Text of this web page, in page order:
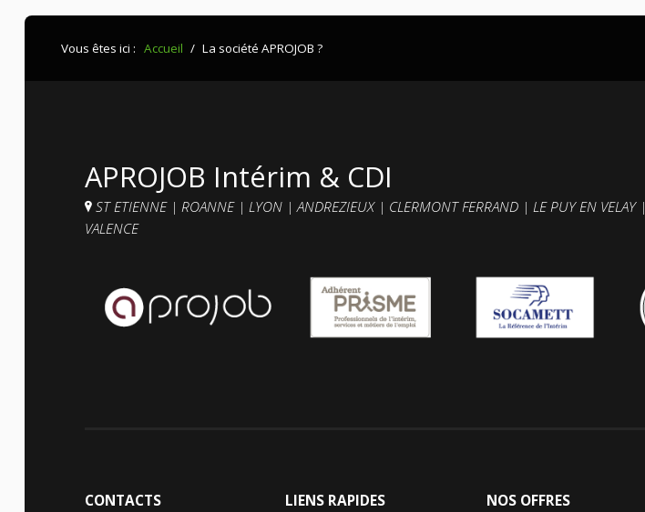
Vous êtes ici : Accueil / La société APROJOB ?
APROJOB Intérim & CDI
ST ETIENNE| ROANNE | LYON |ANDREZIEUX | CLERMONT FERRAND | LE PUY EN VELAY|
VALENCE
CONTACTS
LIENS RAPIDES NOS OFFRES